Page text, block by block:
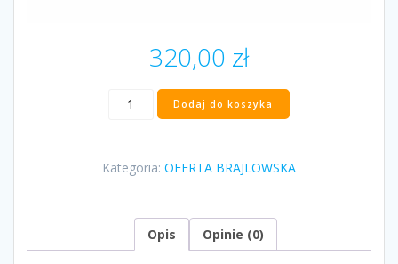
320,00 zł
ilość
„Brutalna
uprowadzonych
Malinowska
Dodaj do koszyka
Kategoria: OFERTA BRAJLOWSKA
Opis Opinie (0)